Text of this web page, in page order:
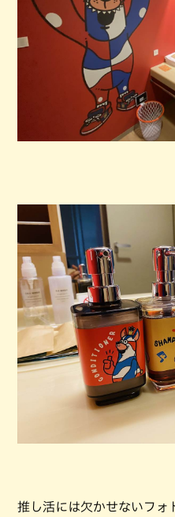
推し活には欠かせないフォ